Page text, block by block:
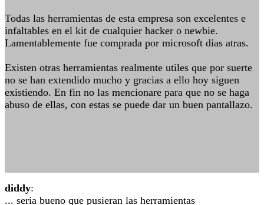
Todas las herramientas de esta empresa son excelentes e
infaltables en el kit de cualquier hacker o newbie.
Lamentablemente fue comprada por microsoft dias atras.
Existen otras herramientas realmente utiles que por suerte
no se han extendido mucho y gracias a ello hoy siguen
existiendo. En fin no las mencionare para que no se haga
abuso de ellas, con estas se puede dar un buen pantallazo.
diddy:
... seria bueno que pusieran las herramientas